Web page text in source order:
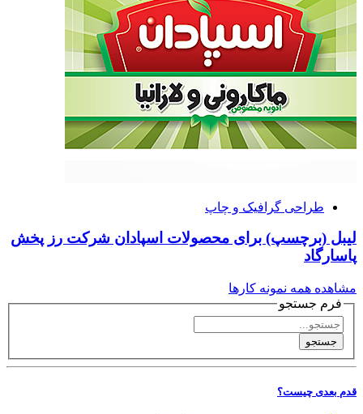
طراحی گرافیک و چاپ
لیبل (برچسپ) برای محصولات اسپادان شرکت رز پخش
پاسارگاد
مشاهده همه نمونه کارها
فرم جستجو
جستجو
قدم بعدی چیست؟